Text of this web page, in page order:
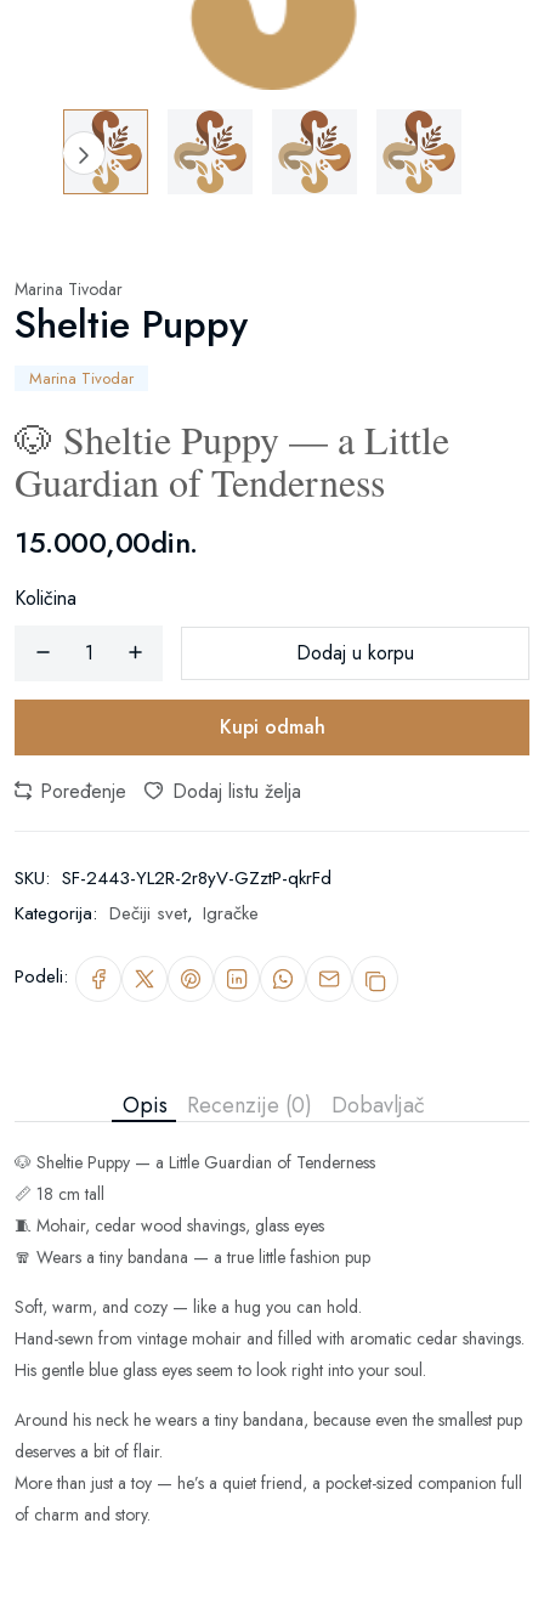
Marina Tivodar
Sheltie Puppy
Marina Tivodar
🐶 Sheltie Puppy — a Little
Guardian of Tenderness
15.000,00din.
Količina
Dodaj u korpu
Kupi odmah
Poređenje Dodaj listu želja
SKU: SF-2443-YL2R-2r8yV-GZztP-qkrFd
Kategorija: Dečiji svet, Igračke
Podeli:
Opis Recenzije (0) Dobavljač
🐶 Sheltie Puppy — a Little Guardian of Tenderness
📏 18 cm tall
🧵 Mohair, cedar wood shavings, glass eyes
🧣 Wears a tiny bandana — a true little fashion pup
Soft, warm, and cozy — like a hug you can hold.
Hand-sewn from vintage mohair and filled with aromatic cedar shavings.
His gentle blue glass eyes seem to look right into your soul.
Around his neck he wears a tiny bandana, because even the smallest pup
deserves a bit of flair.
More than just a toy — he’s a quiet friend, a pocket-sized companion full
of charm and story.